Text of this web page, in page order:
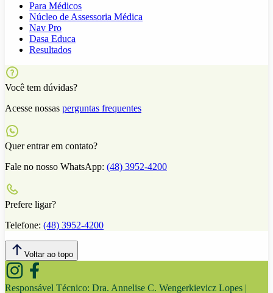
Para Médicos
Núcleo de Assessoria Médica
Nav Pro
Dasa Educa
Resultados
Você tem dúvidas?
Acesse nossas perguntas frequentes
Quer entrar em contato?
Fale no nosso WhatsApp: (48) 3952-4200
Prefere ligar?
Telefone: (48) 3952-4200
Voltar ao topo
Responsável Técnico: Dra. Annelise C. Wengerkievicz Lopes |